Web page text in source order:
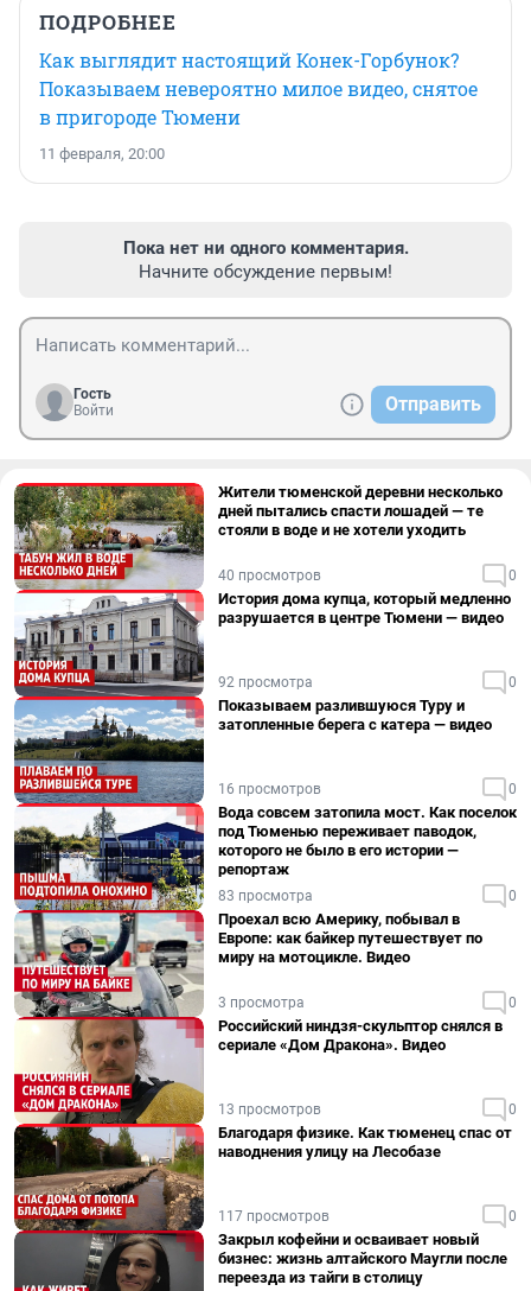
ПОДРОБНЕЕ
Как выглядит настоящий Конек-Горбунок?
Показываем невероятно милое видео, снятое
в пригороде Тюмени
11 февраля, 20:00
Пока нет ни одного комментария.
Начните обсуждение первым!
Гость
Войти
Отправить
Жители тюменской деревни несколько
дней пытались спасти лошадей — те
стояли в воде и не хотели уходить
40 просмотров 0
История дома купца, который медленно
разрушается в центре Тюмени — видео
92 просмотра 0
Показываем разлившуюся Туру и
затопленные берега с катера — видео
16 просмотров 0
Вода совсем затопила мост. Как поселок
под Тюменью переживает паводок,
которого не было в его истории —
репортаж
83 просмотра 0
Проехал всю Америку, побывал в
Европе: как байкер путешествует по
миру на мотоцикле. Видео
3 просмотра 0
Российский ниндзя-скульптор снялся в
сериале «Дом Дракона». Видео
13 просмотров 0
Благодаря физике. Как тюменец спас от
наводнения улицу на Лесобазе
117 просмотров 0
Закрыл кофейни и осваивает новый
бизнес: жизнь алтайского Маугли после
переезда из тайги в столицу